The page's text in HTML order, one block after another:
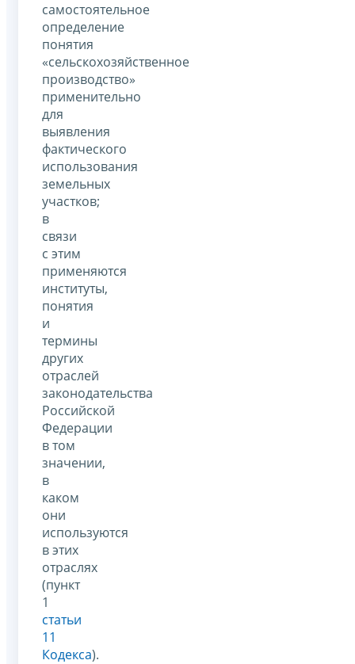
самостоятельное
определение
понятия
«сельскохозяйственное
производство»
применительно
для
выявления
фактического
использования
земельных
участков;
в
связи
с этим
применяются
институты,
понятия
и
термины
других
отраслей
законодательства
Российской
Федерации
в том
значении,
в
каком
они
используются
в этих
отраслях
(пункт
1
статьи
11
Кодекса).